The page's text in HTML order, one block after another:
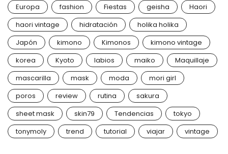
Europa
fashion Fiestas geisha
Haori
haori vintage
hidratación
holika holika
Japón
kimono Kimonos
kimono vintage
korea
Kyoto labios maiko
Maquillaje
mascarilla
mask moda
mori girl
poros
review rutina
sakura
sheet mask
skin79 Tendencias
tokyo
tonymoly
trend tutorial viajar vintage